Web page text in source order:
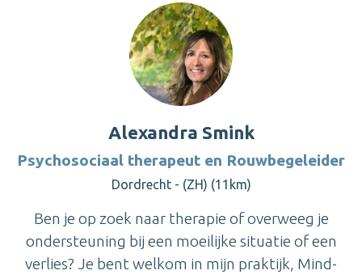
Alexandra Smink
Psychosociaal therapeut en Rouwbegeleider
Dordrecht - (ZH) (11km)
Ben je op zoek naar therapie of overweeg je
ondersteuning bij een moeilijke situatie of een
verlies? Je bent welkom in mijn praktijk, Mind-